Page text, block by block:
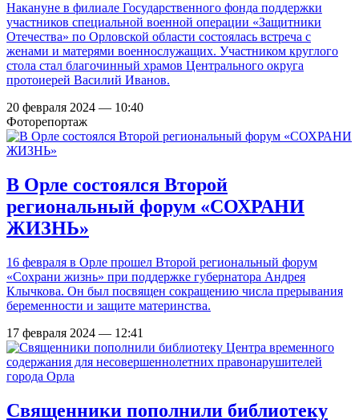
Накануне в филиале Государственного фонда поддержки
участников специальной военной операции «Защитники
Отечества» по Орловской области состоялась встреча с
женами и матерями военнослужащих. Участником круглого
стола стал благочинный храмов Центрального округа
протоиерей Василий Иванов.
20 февраля 2024 — 10:40
Фоторепортаж
В Орле состоялся Второй
региональный форум «СОХРАНИ
ЖИЗНЬ»
16 февраля в Орле прошел Второй региональный форум
«Сохрани жизнь» при поддержке губернатора Андрея
Клычкова. Он был посвящен сокращению числа прерывания
беременности и защите материнства.
17 февраля 2024 — 12:41
Священники пополнили библиотеку